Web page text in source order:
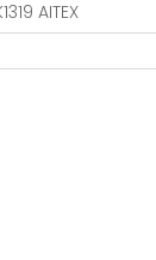
AITEX